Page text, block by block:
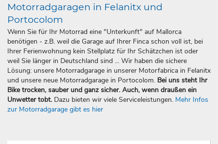
Motorradgaragen in Felanitx und
Portocolom
Wenn Sie für Ihr Motorrad eine "Unterkunft" auf Mallorca
benötigen - z.B. weil die Garage auf Ihrer Finca schon voll ist, bei
Ihrer Ferienwohnung kein Stellplatz für Ihr Schätzchen ist oder
weil Sie länger in Deutschland sind ... Wir haben die sichere
Lösung: unsere Motorradgarage in unserer Motorfabrica in Felanitx
und unsere neue Motorradgarage in Portocolom. Bei uns steht Ihr
Bike trocken, sauber und ganz sicher. Auch, wenn draußen ein
Unwetter tobt. Dazu bieten wir viele Serviceleistungen. Mehr Infos
zur Motorradgarage gibt es hier